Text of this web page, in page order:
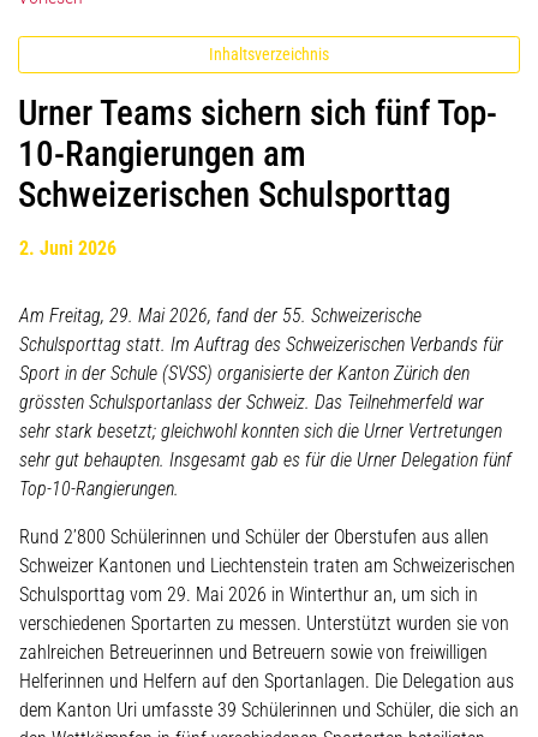
Inhaltsverzeichnis
Urner Teams sichern sich fünf Top-
10-Rangierungen am
Schweizerischen Schulsporttag
2. Juni 2026
Am Freitag, 29. Mai 2026, fand der 55. Schweizerische
Schulsporttag statt. Im Auftrag des Schweizerischen Verbands für
Sport in der Schule (SVSS) organisierte der Kanton Zürich den
grössten Schulsportanlass der Schweiz. Das Teilnehmerfeld war
sehr stark besetzt; gleichwohl konnten sich die Urner Vertretungen
sehr gut behaupten. Insgesamt gab es für die Urner Delegation fünf
Top-10-Rangierungen.
Rund 2’800 Schülerinnen und Schüler der Oberstufen aus allen
Schweizer Kantonen und Liechtenstein traten am Schweizerischen
Schulsporttag vom 29. Mai 2026 in Winterthur an, um sich in
verschiedenen Sportarten zu messen. Unterstützt wurden sie von
zahlreichen Betreuerinnen und Betreuern sowie von freiwilligen
Helferinnen und Helfern auf den Sportanlagen. Die Delegation aus
dem Kanton Uri umfasste 39 Schülerinnen und Schüler, die sich an